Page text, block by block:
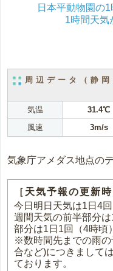
日本平動物園の
1時間天気
周辺データ（静岡
気温 31.4℃
風速
3m/s
気象庁アメダス地点の
［天気予報の更新
今日明日天気は1日4
週間天気の前半部分
部分は1日1回（4時頃
※数時間先までの雨
合など)につきまして
ております。